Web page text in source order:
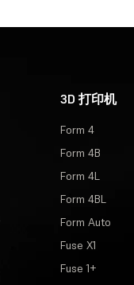
3D 打印机
Form 4
Form 4B
Form 4L
Form 4BL
Form Auto
Fuse X1
Fuse 1+